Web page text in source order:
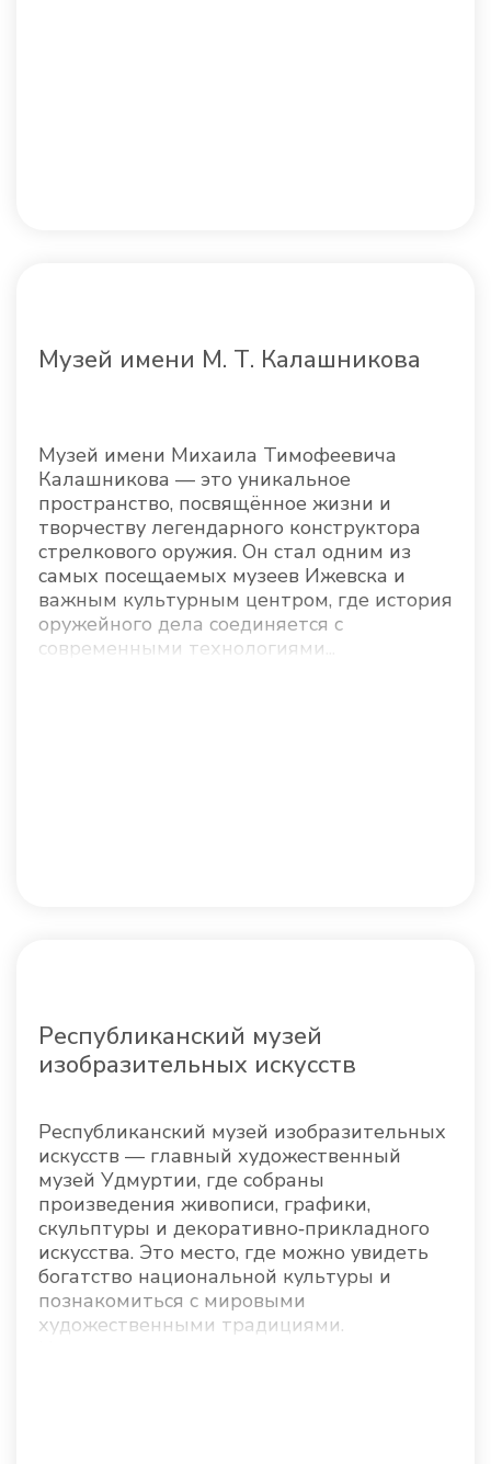
Музей имени М. Т. Калашникова
Музей имени Михаила Тимофеевича
Калашникова — это уникальное
пространство, посвящённое жизни и
творчеству легендарного конструктора
стрелкового оружия. Он стал одним из
самых посещаемых музеев Ижевска и
важным культурным центром, где история
оружейного дела соединяется с
современными технологиями...
Республиканский музей
изобразительных искусств
Республиканский музей изобразительных
искусств — главный художественный
музей Удмуртии, где собраны
произведения живописи, графики,
скульптуры и декоративно‑прикладного
искусства. Это место, где можно увидеть
богатство национальной культуры и
познакомиться с мировыми
художественными традициями.